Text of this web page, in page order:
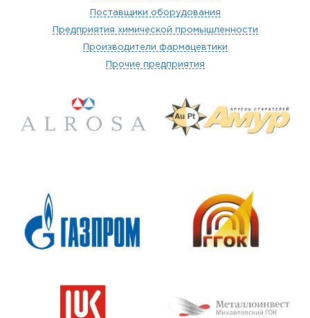
Поставщики оборудования
Предприятия химической промышленности
Производители фармацевтики
Прочие предприятия